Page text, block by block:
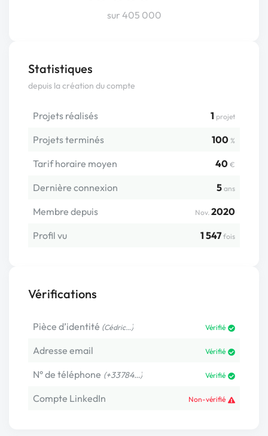
sur 405 000
Statistiques
depuis la création du compte
Projets réalisés 1 projet
Projets terminés 100 %
Tarif horaire moyen 40 €
Dernière connexion 5 ans
Membre depuis Nov. 2020
Profil vu
1 547 fois
Vérifications
Pièce d’identité (Cédric…) Vérifié
Adresse email Vérifié
N° de téléphone (+33784…) Vérifié
Compte LinkedIn Non-vérifié